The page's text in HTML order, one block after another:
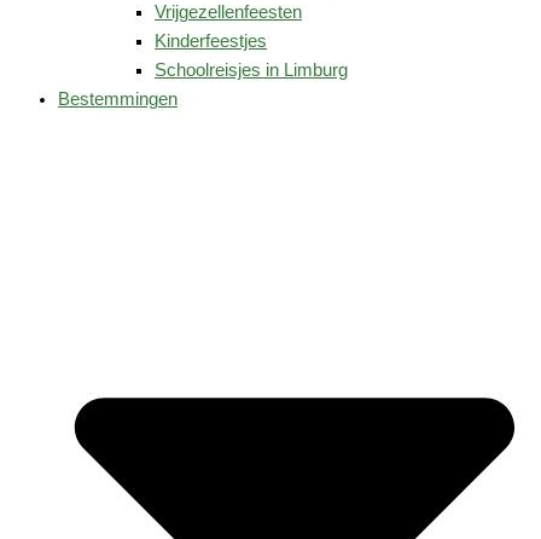
Vrijgezellenfeesten
Kinderfeestjes
Schoolreisjes in Limburg
Bestemmingen